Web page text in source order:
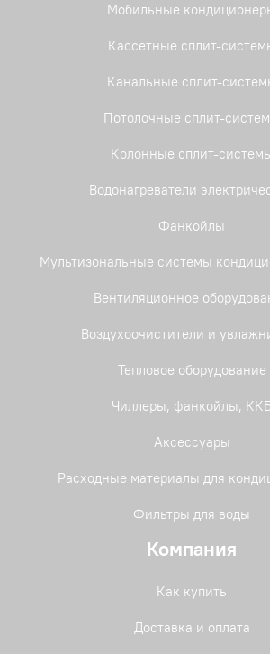
Мобильные
Кассетные сплит-
Канальные сплит-
Потолочные сплит-
Колонные сплит-
Водонагреватели
Фанкойлы
Мультизональные системы
Вентиляционное
Воздухоочистители и
Тепловое оборудование
Чиллеры, фанкойлы, ККБ
Аксессуары
Расходные материалы для
Фильтры для воды
Компания
Как купить
Доставка и оплата